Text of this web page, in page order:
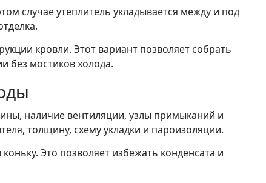
случае утеплитель укладывается между и под
кровли. Этот вариант позволяет собрать
без мостиков холода.
наличие вентиляции, узлы примыканий и
толщину, схему укладки и пароизоляции.
Это позволяет избежать конденсата и